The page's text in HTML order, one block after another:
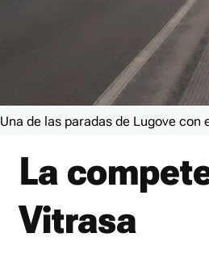
Una de las paradas de Lugove con
La
Vitrasa